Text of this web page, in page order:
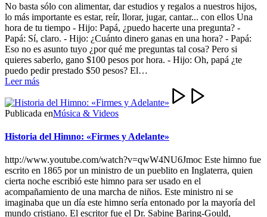
No basta sólo con alimentar, dar estudios y regalos a nuestros hijos,
lo más importante es estar, reír, llorar, jugar, cantar... con ellos Una
hora de tu tiempo - Hijo: Papá, ¿puedo hacerte una pregunta? -
Papá: Sí, claro. - Hijo: ¿Cuánto dinero ganas en una hora? - Papá:
Eso no es asunto tuyo ¿por qué me preguntas tal cosa? Pero si
quieres saberlo, gano $100 pesos por hora. - Hijo: Oh, papá ¿te
puedo pedir prestado $50 pesos? El…
Leer más
Publicada enMúsica & Videos
Historia del Himno: «Firmes y Adelante»
http://www.youtube.com/watch?v=qwW4NU6Jmoc Este himno fue
escrito en 1865 por un ministro de un pueblito en Inglaterra, quien
cierta noche escribió este himno para ser usado en el
acompañamiento de una marcha de niños. Este ministro ni se
imaginaba que un día este himno sería entonado por la mayoría del
mundo cristiano. El escritor fue el Dr. Sabine Baring-Gould,